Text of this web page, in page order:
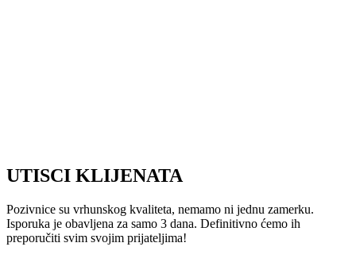
UTISCI KLIJENATA
Pozivnice su vrhunskog kvaliteta, nemamo ni jednu zamerku.
Isporuka je obavljena za samo 3 dana. Definitivno ćemo ih
preporučiti svim svojim prijateljima!